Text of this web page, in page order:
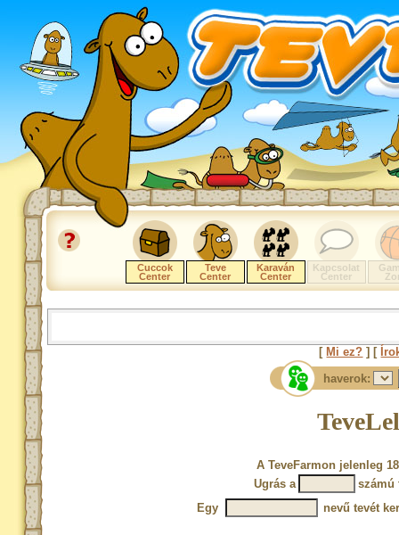
Cuccok
Center
Teve
Center
Karaván
Center
Kapcsolat
Center
[ Mi ez? ] [
haverok:
A TeveFarmon jelenleg
Ugrás a
számú
Egy
nevű tevét